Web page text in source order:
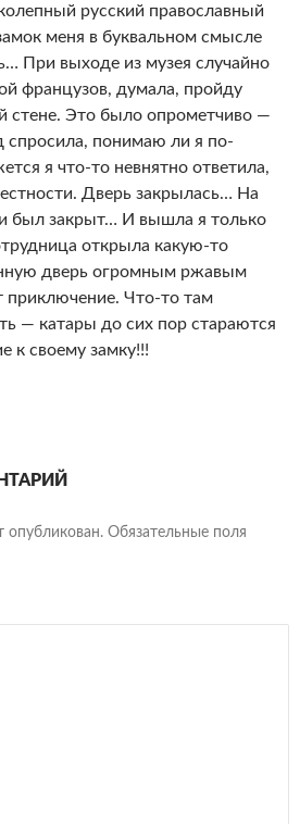
русский православный
меня в буквальном смысле
При выходе из музея случайно
французов, думала, пройду
стене. Это было опрометчиво —
спросила, понимаю ли я по-
я что-то невнятно ответила,
Дверь закрылась… На
был закрыт… И вышла я только
открыла какую-то
дверь огромным ржавым
приключение. Что-то там
— катары до сих пор стараются
к своему замку!!!
опубликован. Обязательные поля